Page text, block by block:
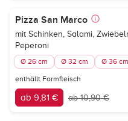
Pizza San Marco
mit Schinken, Salami,
Peperoni
Ø 26 cm Ø 32 cm Ø 36 cm
enthällt Formfleisch
ab 9,81 € ab 10,90 €